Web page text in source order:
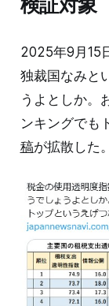
検証対象
2025年9月15
独裁国なみと
うよとしか。
ンキングでも
稿が拡散した。